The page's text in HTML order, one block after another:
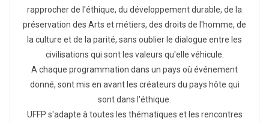
rapprocher de l'éthique, du développement durable, de la
préservation des Arts et métiers, des droits de l'homme, de
la culture et de la parité, sans oublier le dialogue entre les
civilisations qui sont les valeurs qu'elle véhicule.
A chaque programmation dans un pays où événement
donné, sont mis en avant les créateurs du pays hôte qui
sont dans l'éthique.
UFFP s'adapte à toutes les thématiques et les rencontres